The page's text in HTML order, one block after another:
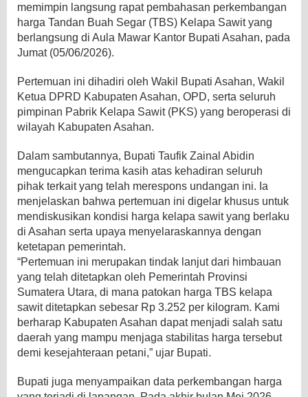
memimpin langsung rapat pembahasan perkembangan
harga Tandan Buah Segar (TBS) Kelapa Sawit yang
berlangsung di Aula Mawar Kantor Bupati Asahan, pada
Jumat (05/06/2026).
Pertemuan ini dihadiri oleh Wakil Bupati Asahan, Wakil
Ketua DPRD Kabupaten Asahan, OPD, serta seluruh
pimpinan Pabrik Kelapa Sawit (PKS) yang beroperasi di
wilayah Kabupaten Asahan.
Dalam sambutannya, Bupati Taufik Zainal Abidin
mengucapkan terima kasih atas kehadiran seluruh
pihak terkait yang telah merespons undangan ini. Ia
menjelaskan bahwa pertemuan ini digelar khusus untuk
mendiskusikan kondisi harga kelapa sawit yang berlaku
di Asahan serta upaya menyelaraskannya dengan
ketetapan pemerintah.
“Pertemuan ini merupakan tindak lanjut dari himbauan
yang telah ditetapkan oleh Pemerintah Provinsi
Sumatera Utara, di mana patokan harga TBS kelapa
sawit ditetapkan sebesar Rp 3.252 per kilogram. Kami
berharap Kabupaten Asahan dapat menjadi salah satu
daerah yang mampu menjaga stabilitas harga tersebut
demi kesejahteraan petani,” ujar Bupati.
Bupati juga menyampaikan data perkembangan harga